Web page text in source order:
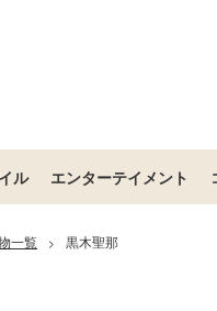
ル エンターテイメント
一覧 > 黒木聖那